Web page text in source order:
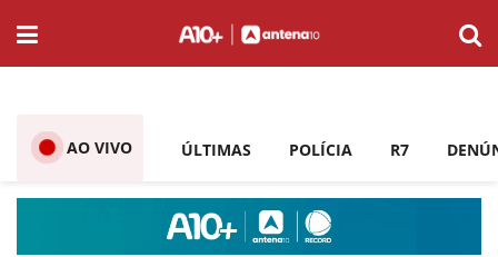
AO VIVO ÚLTIMAS POLÍCIA R7